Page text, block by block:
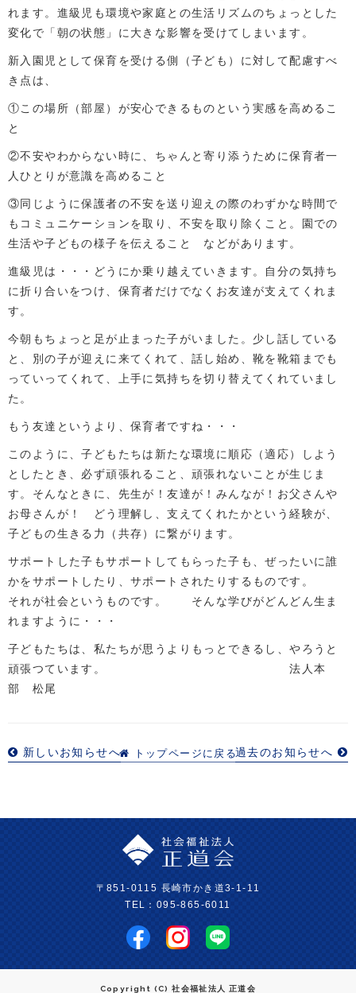
れます。進級児も環境や家庭との生活リズムのちょっとした
変化で「朝の状態」に大きな影響を受けてしまいます。
新入園児として保育を受ける側（子ども）に対して配慮すべ
き点は、
①この場所（部屋）が安心できるものという実感を高めるこ
と
②不安やわからない時に、ちゃんと寄り添うために保育者一
人ひとりが意識を高めること
③同じように保護者の不安を送り迎えの際のわずかな時間で
もコミュニケーションを取り、不安を取り除くこと。園での
生活や子どもの様子を伝えること などがあります。
進級児は・・・どうにか乗り越えていきます。自分の気持ち
に折り合いをつけ、保育者だけでなくお友達が支えてくれま
す。
今朝もちょっと足が止まった子がいました。少し話している
と、別の子が迎えに来てくれて、話し始め、靴を靴箱までも
っていってくれて、上手に気持ちを切り替えてくれていまし
た。
もう友達というより、保育者ですね・・・
このように、子どもたちは新たな環境に順応（適応）しよう
としたとき、必ず頑張れること、頑張れないことが生じま
す。そんなときに、先生が！友達が！みんなが！お父さんや
お母さんが！ どう理解し、支えてくれたかという経験が、
子どもの生きる力（共存）に繋がります。
サポートした子もサポートしてもらった子も、ぜったいに誰
かをサポートしたり、サポートされたりするものです。
それが社会というものです。 そんな学びがどんどん生ま
れますように・・・
子どもたちは、私たちが思うよりもっとできるし、やろうと
頑張つています。 法人本
部 松尾
トップページに戻る
新しいお知らせへ 過去のお知らせへ
〒851-0115 長崎市かき道3-1-11
TEL：095-865-6011
Copyright (C) 社会福祉法人 正道会